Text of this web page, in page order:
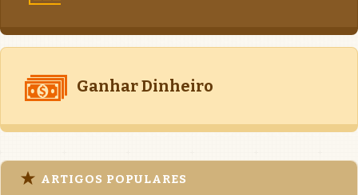
Ganhar Dinheiro
ARTIGOS POPULARES